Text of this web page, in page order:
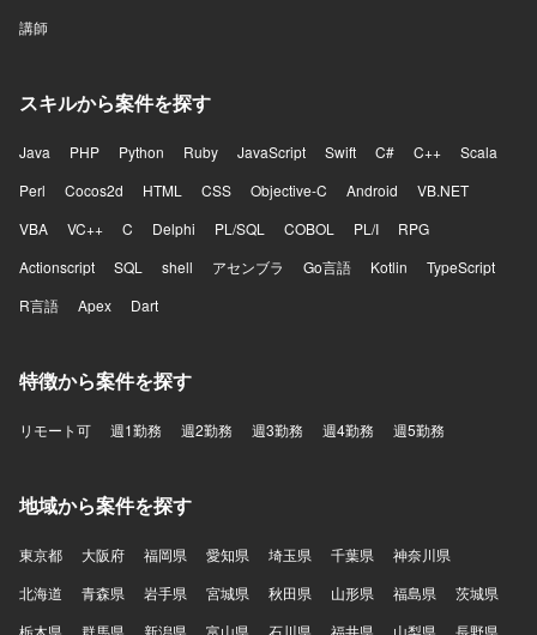
講師
スキルから案件を探す
Java PHP Python Ruby JavaScript Swift C# C++
Scala
Perl
Cocos2d HTML CSS Objective-C Android
VB.NET
VBA
VC++ C Delphi PL/SQL COBOL PL/I
RPG
Actionscript
SQL shell アセンブラ Go言語 Kotlin
TypeScript
R言語
Apex Dart
特徴から案件を探す
リモート可 週1勤務 週2勤務 週3勤務 週4勤務 週5勤務
地域から案件を探す
東京都 大阪府 福岡県 愛知県 埼玉県 千葉県
神奈川県
北海道
青森県 岩手県 宮城県 秋田県 山形県 福島県
茨城県
栃木県
群馬県 新潟県 富山県 石川県 福井県 山梨県 長野県